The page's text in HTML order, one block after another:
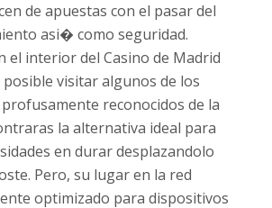
de apuestas con el pasar del
asi� como seguridad.
el interior del Casino de Madrid
visitar algunos de los
reconocidos de la
la alternativa ideal para
en durar desplazandolo
Pero, su lugar en la red
optimizado para dispositivos